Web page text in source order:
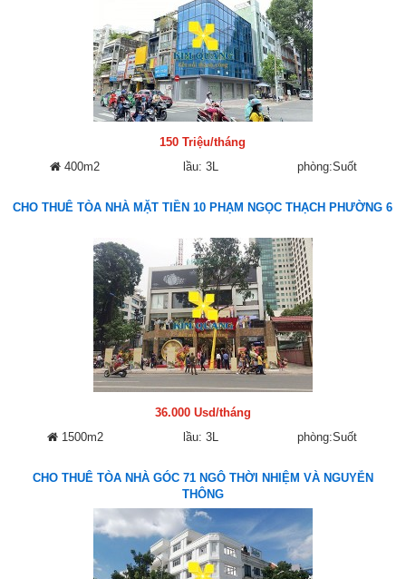
150 Triệu/tháng
400m2
lầu: 3L phòng:Suốt
CHO THUÊ TÒA NHÀ MẶT TIỀN 10 PHẠM NGỌC THẠCH PHƯỜNG 6
36.000 Usd/tháng
1500m2
lầu: 3L phòng:Suốt
CHO THUÊ TÒA NHÀ GÓC 71 NGÔ THỜI NHIỆM VÀ NGUYỄN
THÔNG